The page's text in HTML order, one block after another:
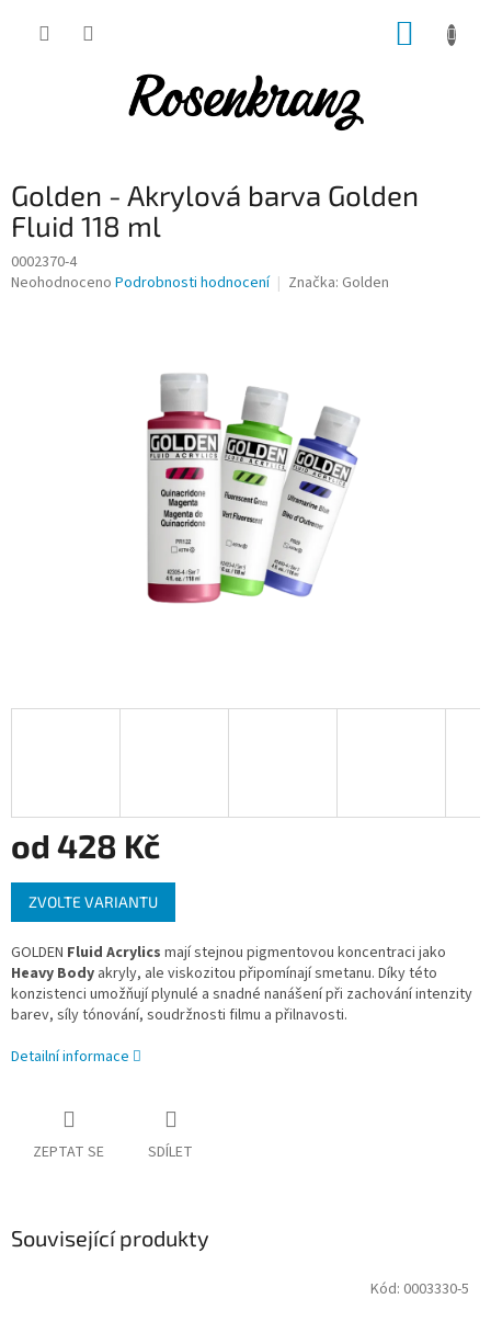
Golden - Akrylová barva Golden
Fluid 118 ml
0002370-4
Průměrné
Neohodnoceno Podrobnosti hodnocení Značka: Golden
od 428 Kč
Měrná
cena:
ZVOLTE VARIANTU
GOLDEN Fluid Acrylics mají stejnou pigmentovou koncentraci jako
Heavy Body akryly, ale viskozitou připomínají smetanu. Díky této
konzistenci umožňují plynulé a snadné nanášení při zachování intenzity
barev, síly tónování, soudržnosti filmu a přilnavosti.
Detailní informace
ZEPTAT SE SDÍLET
Související produkty
Kód: 0003330-5